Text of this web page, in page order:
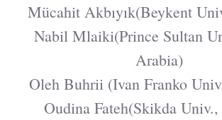
Mücahit Akbıyık(Beykent
Nabil Mlaiki(Prince Sultan
Arabia)
Oleh Buhrii (Ivan Franko
Oudina Fateh(Skikda